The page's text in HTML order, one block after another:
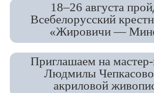
18–26 августа
Всебелорусский
«Жировичи —
Приглашаем на
Людмилы
акриловой